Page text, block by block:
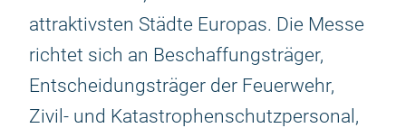
attraktivsten Städte Europas. Die Messe
richtet sich an Beschaffungsträger,
Entscheidungsträger der Feuerwehr,
Zivil- und Katastrophenschutzpersonal,